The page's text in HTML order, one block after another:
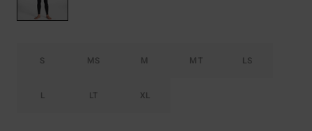
S MS M MT LS
L LT XL